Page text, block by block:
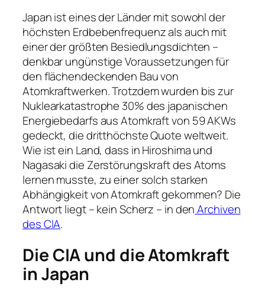
Japan ist eines der Länder mit sowohl der
höchsten Erdbebenfrequenz als auch mit
einer der größten Besiedlungsdichten –
denkbar ungünstige Voraussetzungen für
den flächendeckenden Bau von
Atomkraftwerken. Trotzdem wurden bis zur
Nuklearkatastrophe 30% des japanischen
Energiebedarfs aus Atomkraft von 59 AKWs
gedeckt, die dritthöchste Quote weltweit.
Wie ist ein Land, dass in Hiroshima und
Nagasaki die Zerstörungskraft des Atoms
lernen musste, zu einer solch starken
Abhängigkeit von Atomkraft gekommen? Die
Antwort liegt – kein Scherz – in denArchiven
des CIA.
Die CIA und die Atomkraft
in Japan